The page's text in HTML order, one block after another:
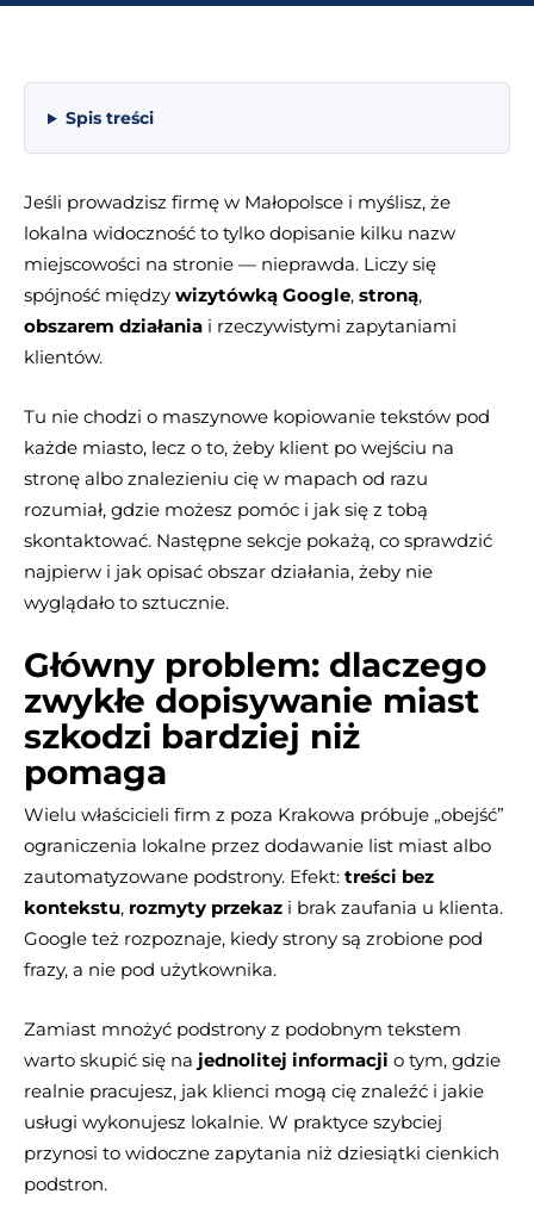
Spis treści
Jeśli prowadzisz firmę w Małopolsce i myślisz, że
lokalna widoczność to tylko dopisanie kilku nazw
miejscowości na stronie — nieprawda. Liczy się
spójność między wizytówką Google, stroną,
obszarem działania i rzeczywistymi zapytaniami
klientów.
Tu nie chodzi o maszynowe kopiowanie tekstów pod
każde miasto, lecz o to, żeby klient po wejściu na
stronę albo znalezieniu cię w mapach od razu
rozumiał, gdzie możesz pomóc i jak się z tobą
skontaktować. Następne sekcje pokażą, co sprawdzić
najpierw i jak opisać obszar działania, żeby nie
wyglądało to sztucznie.
Główny problem: dlaczego
zwykłe dopisywanie miast
szkodzi bardziej niż
pomaga
Wielu właścicieli firm z poza Krakowa próbuje „obejść”
ograniczenia lokalne przez dodawanie list miast albo
zautomatyzowane podstrony. Efekt: treści bez
kontekstu, rozmyty przekaz i brak zaufania u klienta.
Google też rozpoznaje, kiedy strony są zrobione pod
frazy, a nie pod użytkownika.
Zamiast mnożyć podstrony z podobnym tekstem
warto skupić się na jednolitej informacji o tym, gdzie
realnie pracujesz, jak klienci mogą cię znaleźć i jakie
usługi wykonujesz lokalnie. W praktyce szybciej
przynosi to widoczne zapytania niż dziesiątki cienkich
podstron.